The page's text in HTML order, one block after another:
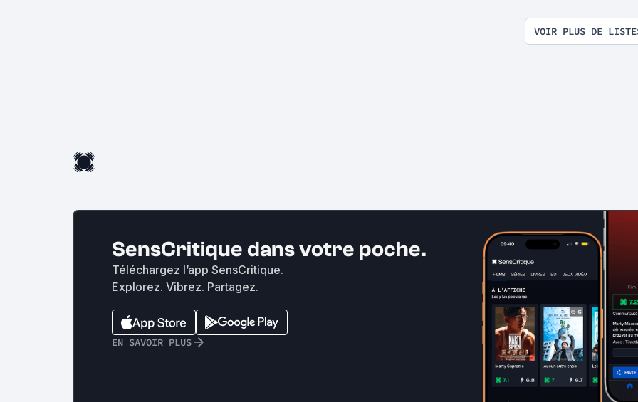
VOIR PLUS DE
SensCritique dans votre poche.
Téléchargez l’app SensCritique.
Explorez. Vibrez. Partagez.
EN SAVOIR PLUS